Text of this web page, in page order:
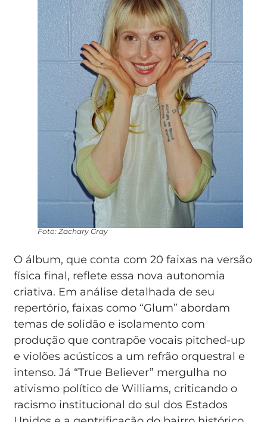
Foto: Zachary Gray
O álbum, que conta com 20 faixas na versão
física final, reflete essa nova autonomia
criativa. Em análise detalhada de seu
repertório, faixas como “Glum” abordam
temas de solidão e isolamento com
produção que contrapõe vocais pitched-up
e violões acústicos a um refrão orquestral e
intenso. Já “True Believer” mergulha no
ativismo político de Williams, criticando o
racismo institucional do sul dos Estados